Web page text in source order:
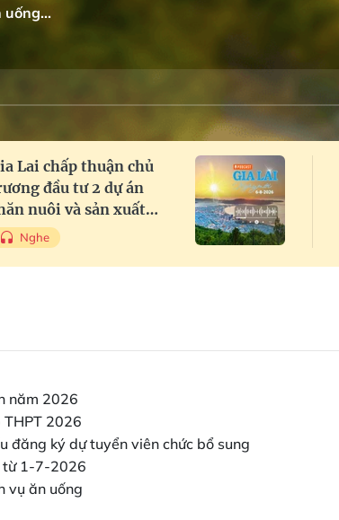
uống...
Lai chấp thuận chủ
đầu tư 2 dự án
nuôi và sản xuất
ăn chăn nuôi công
cao với tổng vốn hơn
Nghe
năm 2026
2026
đăng ký dự tuyển viên chức bổ sung
từ 1-7-2026
vụ ăn uống